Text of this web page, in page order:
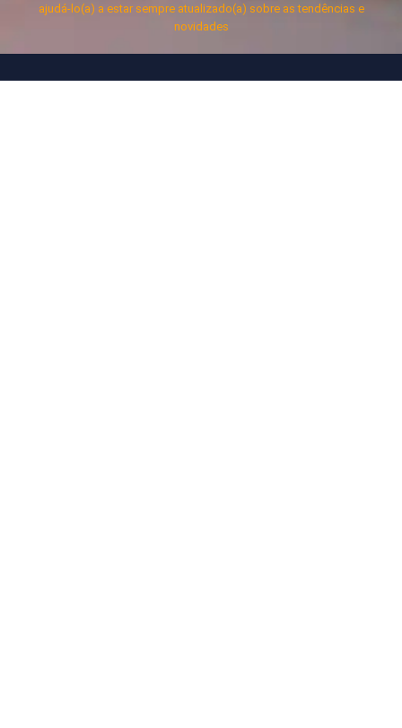
ajudá-lo(a) a estar sempre atualizado(a) sobre as tendências e
novidades